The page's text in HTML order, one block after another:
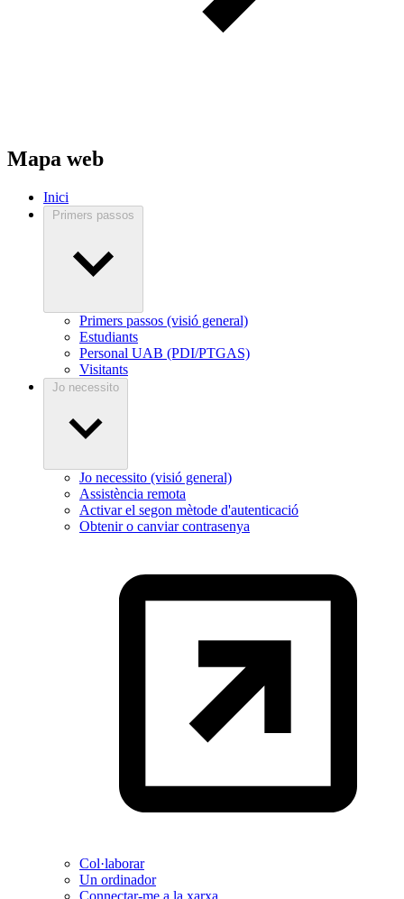
Mapa web
Inici
Primers passos
Primers passos (visió general)
Estudiants
Personal UAB (PDI/PTGAS)
Visitants
Jo necessito
Jo necessito (visió general)
Assistència remota
Activar el segon mètode d'autenticació
Obtenir o canviar contrasenya
Col·laborar
Un ordinador